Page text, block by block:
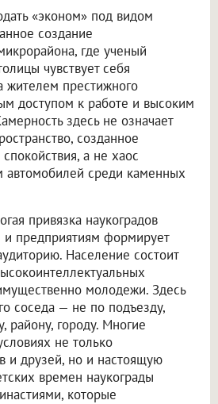
«эконом» под видом
создание
где ученый
чувствует себя
жителем престижного
доступом к работе и высоким
здесь не означает
созданное
а не хаос
автомобилей среди каменных
привязка наукоградов
предприятиям формирует
Население состоит
молодежи. Здесь
соседа — не по подъезду,
району, городу. Многие
не только
и друзей, но и настоящую
времен наукограды
которые